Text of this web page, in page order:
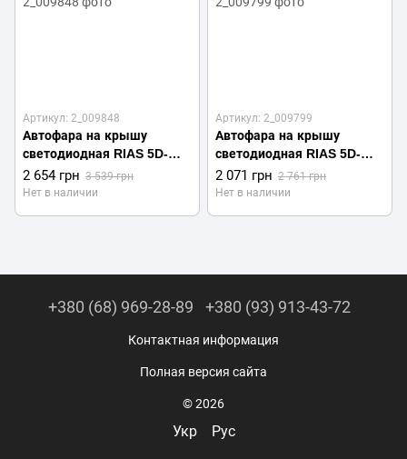
Артикул: 2_009848
Автофара на крышу
светодиодная RIAS 5D-
180W-SPOT 60 LED
710х70х80мм (2_009848)
2 654 грн 3 539 грн
Нет в наличии
Артикул: 2_009799
Автофара на крышу
светодиодная RIAS 5D-
144W-MIX 48 LED
570х70х80мм (2_009799)
2 071 грн 2 761 грн
Нет в наличии
+380 (68) 969-28-89 +380 (93) 913-43-72
Контактная информация
Полная версия сайта
© 2026
Укр Рус